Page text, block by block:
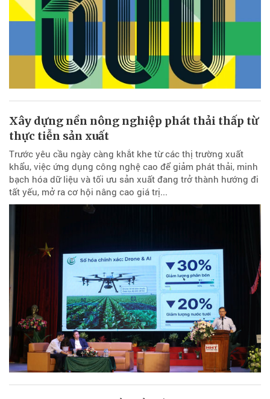
Xây dựng nền nông nghiệp phát thải thấp từ
thực tiễn sản xuất
Trước yêu cầu ngày càng khắt khe từ các thị trường xuất
khẩu, việc ứng dụng công nghệ cao để giảm phát thải, minh
bạch hóa dữ liệu và tối ưu sản xuất đang trở thành hướng đi
tất yếu, mở ra cơ hội nâng cao giá trị...